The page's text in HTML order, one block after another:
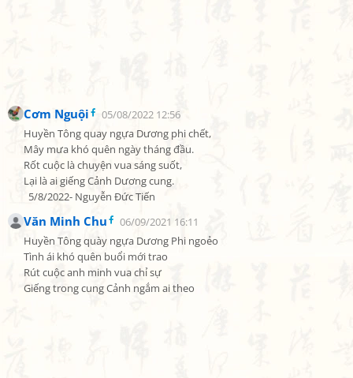
Cơm Nguội
05/08/2022 12:56
Huyền Tông quay ngựa Dương phi chết,
Mây mưa khó quên ngày tháng đầu.
Rốt cuộc là chuyện vua sáng suốt,
Lại là ai giếng Cảnh Dương cung.
  5/8/2022- Nguyễn Đức Tiến
Văn Minh Chu
06/09/2021 16:11
Huyền Tông quày ngựa Dương Phi ngoẻo
Tình ái khó quên buổi mới trao
Rút cuộc anh minh vua chỉ sự
Giếng trong cung Cảnh ngắm ai theo